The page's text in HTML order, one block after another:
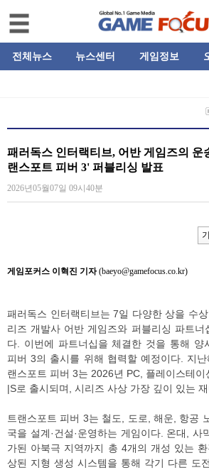
전체뉴스 뉴스센터 게임정보
패러독스 인터랙티브, 어반 게임즈의 운
랜스포트 피버 3' 퍼블리싱 발표
2026년05월07일 09시40분
게임포커스 이혁진 기자(baeyo@gamefocus.co.kr)
패러독스 인터랙티브는 7일 다양한 상을 수
리즈 개발사 어반 게임즈와 퍼블리싱 파트너
다. 이번에 파트너십을 체결한 것을 통해 양
피버 3의 출시를 위해 협력할 예정이다. 지
랜스포트 피버 3는 2026년 PC, 플레이스테
|S로 출시되며, 시리즈 사상 가장 깊이 있는
트랜스포트 피버 3는 철도, 도로, 해운, 항공
국을 설계·건설·운영하는 게임이다. 온대, 사
가된 아북극 지역까지 총 4개의 개성 있는
상된 지형 생성 시스템을 통해 각기 다른 도